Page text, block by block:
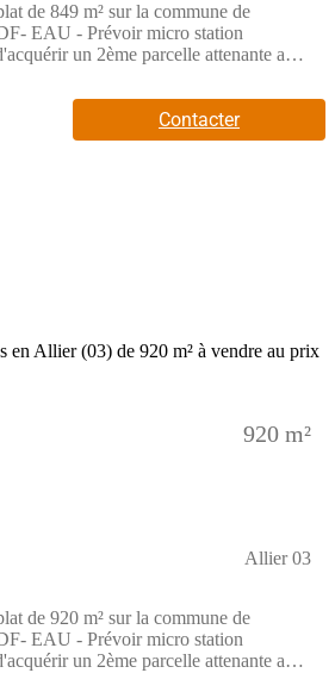
de 849 m² sur la commune de
EAU - Prévoir micro station
un 2ème parcelle attenante avec
une visite, contactez Thierry RODA.
rue de Riom 63310 RANDAN -
supprimé) - RSAC 301 042 578
Contacter
920 m²
Allier 03
de 920 m² sur la commune de
EAU - Prévoir micro station
un 2ème parcelle attenante avec